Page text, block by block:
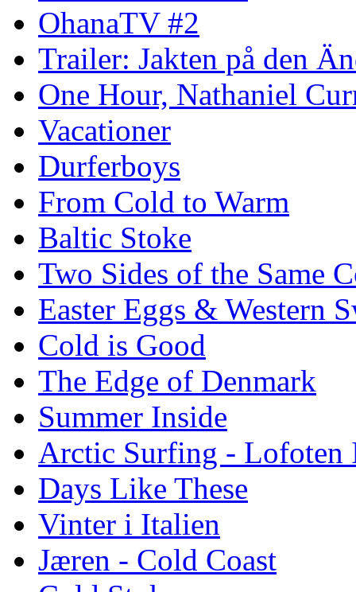
OhanaTV #2
Trailer: Jakten på den
One Hour, Nathaniel
Vacationer
Durferboys
From Cold to Warm
Baltic Stoke
Two Sides of the Same
Easter Eggs & Western
Cold is Good
The Edge of Denmark
Summer Inside
Arctic Surfing - Lofoten
Days Like These
Vinter i Italien
Jæren - Cold Coast